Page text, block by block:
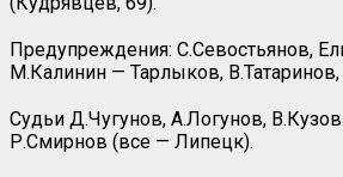
Предупреждения: С.Севостьянов,
М.Калинин — Тарлыков,
Судьи Д.Чугунов, А.Логунов,
Р.Смирнов (все — Липецк).